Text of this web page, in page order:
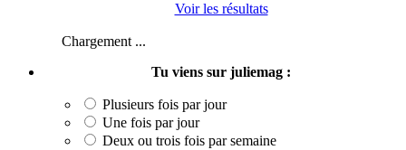
Voir les résultats
Chargement ...
Tu viens sur juliemag :
Plusieurs fois par jour
Une fois par jour
Deux ou trois fois par semaine